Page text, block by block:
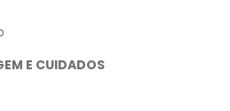
E CUIDADOS